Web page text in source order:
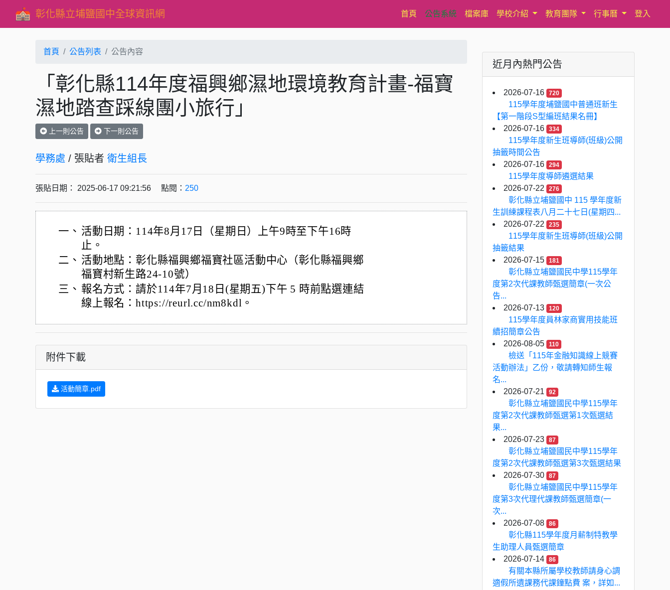
彰化縣立埔鹽國中全球資訊網 首頁(current)
公告系統 檔案庫 學校介紹 教育團隊 行事曆 登入
首頁 公告列表 公告內容
「彰化縣114年度福興鄉濕地環境教育計畫-福寶
濕地踏查踩線團小旅行」
上一則公告 下一則公告
學務處 / 張貼者 衛生組長
張貼日期： 2025-06-17 09:21:56 點閱： 250
一、 活動日期：114年8月17日（星期日）上午9時至下午16時
止。
二、 活動地點：彰化縣福興鄉福寶社區活動中心（彰化縣福興鄉
福寶村新生路24-10號）
三、 報名方式：請於114年7月18日(星期五)下午 5 時前點選連結
線上報名：https://reurl.cc/nm8kdl。
附件下載
活動簡章.pdf
近月內熱門公告
2026-07-16 720
115學年度埔鹽國中普通班新生
【第一階段S型編班結果名冊】
2026-07-16
334
115學年度新生班導師(班級)公開
抽籤時間公告
2026-07-16
294
115學年度導師遴選結果
2026-07-22
276
彰化縣立埔鹽國中 115 學年度新
生訓練課程表八月二十七日(星期四...
2026-07-22
235
115學年度新生班導師(班級)公開
抽籤結果
2026-07-15
181
彰化縣立埔鹽國民中學115學年
度第2次代課教師甄選簡章(一次公
告...
2026-07-13
120
115學年度員林家商實用技能班
續招簡章公告
2026-08-05
110
檢送「115年金融知識線上競賽
活動辦法」乙份，敬請轉知師生報
名...
2026-07-21
92
彰化縣立埔鹽國民中學115學年
度第2次代課教師甄選第1次甄選結
果...
2026-07-23
87
彰化縣立埔鹽國民中學115學年
度第2次代課教師甄選第3次甄選結果
2026-07-30
87
彰化縣立埔鹽國民中學115學年
度第3次代理代課教師甄選簡章(一
次...
2026-07-08
86
彰化縣115學年度月薪制特教學
生助理人員甄選簡章
2026-07-14
86
有關本縣所屬學校教師請身心調
適假所遺課務代課鐘點費 案，詳如...